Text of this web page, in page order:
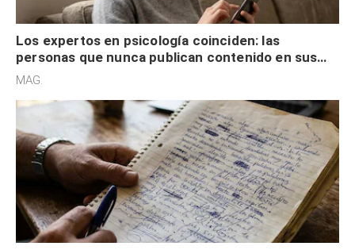
Los expertos en psicología coinciden: las
personas que nunca publican contenido en sus
redes sociales no pretenden buscar validación
MAG.